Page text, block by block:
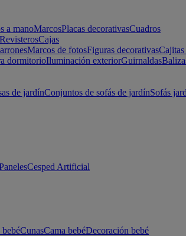
a manoMarcosPlacas decorativasCuadros
RevisterosCajas
Marcos de fotosFiguras decorativas
dormitorioIluminación exteriorGuirnaldas
de jardínConjuntos de sofás de jardínSofás
Cesped Artificial
CunasCama bebéDecoración bebé